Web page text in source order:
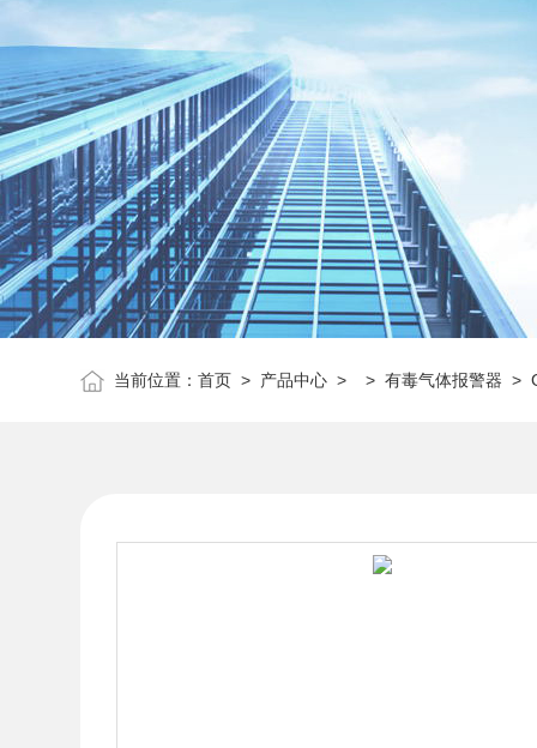
当前位置：首页 > 产品中心 > >有毒气体报警器 >